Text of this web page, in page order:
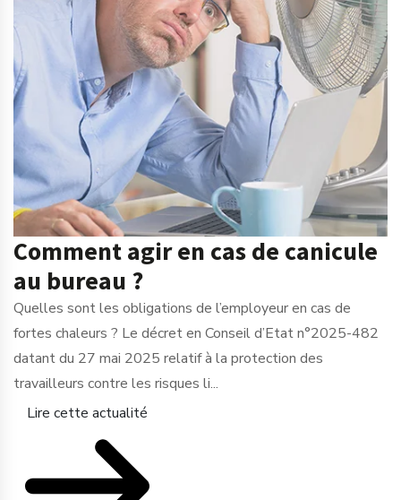
Comment agir en cas de canicule
au bureau ?
Quelles sont les obligations de l’employeur en cas de
fortes chaleurs ? Le décret en Conseil d’Etat n°2025-482
datant du 27 mai 2025 relatif à la protection des
travailleurs contre les risques li...
Lire cette actualité